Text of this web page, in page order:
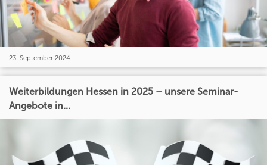
23. September 2024
Weiterbildungen Hessen in 2025 – unsere Seminar-
Angebote in...